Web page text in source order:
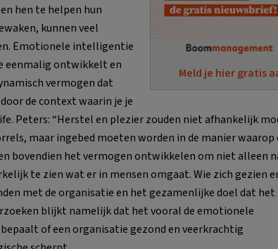
Meld je hier gratis
hen te helpen hun
kunnen veel
Emotionele intelligentie
eenmalig ontwikkelt en
vermogen dat
de context waarin je je
Peters: “Herstel en plezier zouden niet afhankelijk
maar ingebed moeten worden in de manier waarop
bovendien het vermogen ontwikkelen om niet alleen
te zien wat er in mensen omgaat. Wie zich gezien
met de organisatie en het gezamenlijke doel dat het
blijkt namelijk dat het vooral de emotionele
of een organisatie gezond en veerkrachtig